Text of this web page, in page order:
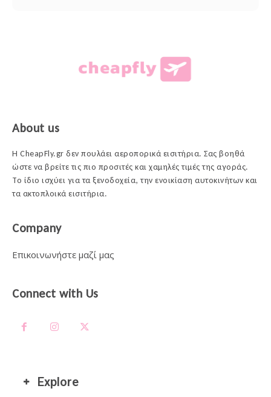
About us
Η CheapFly.gr δεν πουλάει αεροπορικά εισιτήρια. Σας βοηθά
ώστε να βρείτε τις πιο προσιτές και χαμηλές τιμές της αγοράς.
Το ίδιο ισχύει για τα ξενοδοχεία, την ενοικίαση αυτοκινήτων και
τα ακτοπλοικά εισιτήρια.
Company
Επικοινωνήστε μαζί μας
Connect with Us
Explore